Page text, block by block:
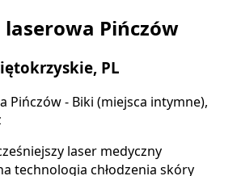
laserowa Pińczów
PL
Pińczów - Biki (miejsca intymne),
laser medyczny
technologia chłodzenia skóry